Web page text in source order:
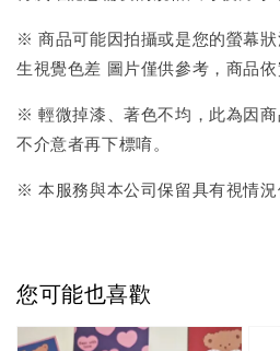
※ 商品可能因拍攝或是您的螢幕
生視覺色差 圖片僅供參考，商品依
※ 輕微掉漆、著色不均，此為因商
不介意者再下標唷。
※ 本服務與本公司保留具有視情況
您可能也喜歡